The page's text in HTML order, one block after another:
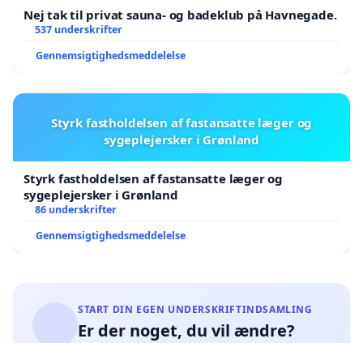
Nej tak til privat sauna- og badeklub på Havnegade.
537 underskrifter
Gennemsigtighedsmeddelelse
Styrk fastholdelsen af fastansatte læger og
sygeplejersker i Grønland
Styrk fastholdelsen af fastansatte læger og
sygeplejersker i Grønland
86 underskrifter
Gennemsigtighedsmeddelelse
START DIN EGEN UNDERSKRIFTINDSAMLING
Er der noget, du vil ændre?